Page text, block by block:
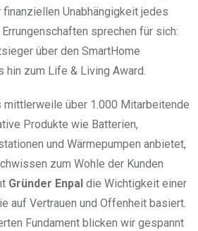
finanziellen Unabhängigkeit jedes
sprechen für sich:
über den SmartHome
hin zum Life & Living Award.
mittlerweile über 1.000 Mitarbeitende
Produkte wie Batterien,
und Wärmepumpen anbietet,
zum Wohle der Kunden
Gründer Enpal die Wichtigkeit einer
auf Vertrauen und Offenheit basiert.
Fundament blicken wir gespannt